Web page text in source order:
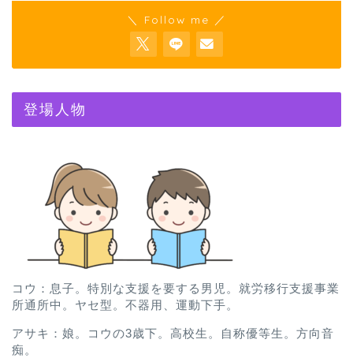
＼ Follow me ／
登場人物
コウ：息子。特別な支援を要する男児。就労移行支援事業
所通所中。ヤセ型。不器用、運動下手。
アサキ：娘。コウの3歳下。高校生。自称優等生。方向音
痴。